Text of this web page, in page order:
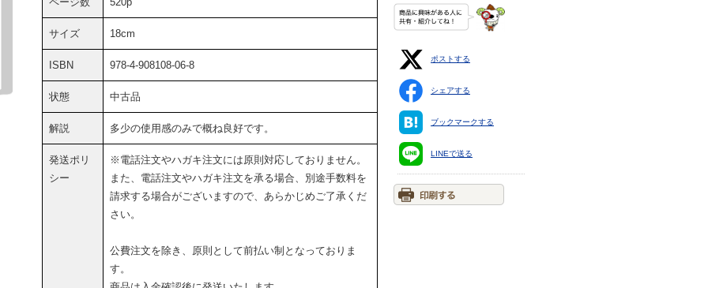
サイズ 18cm
ISBN 978-4-908108-06-8
状態 中古品
解説 多少の使用感のみで概ね良好です。
発送ポリ
シー
※電話注文やハガキ注文には原則対応しておりません。
また、電話注文やハガキ注文を承る場合、別途手数料を
請求する場合がございますので、あらかじめご了承くだ
さい。
公費注文を除き、原則として前払い制となっておりま
す。
ポストする
シェアする
ブックマークする
LINEで送る